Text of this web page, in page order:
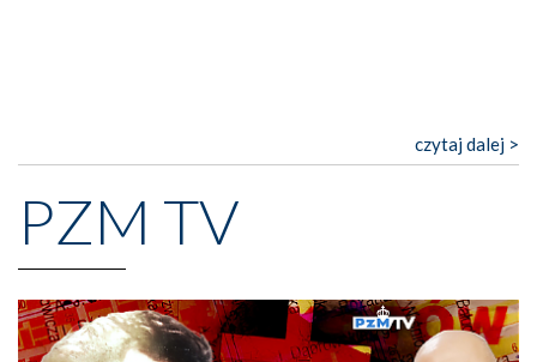
czytaj dalej >
PZM TV